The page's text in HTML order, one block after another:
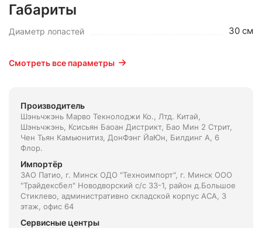
Габариты
Диаметр лопастей 30 см
Смотреть все параметры
Производитель
Шэньчжэнь Марво Текнолоджи Ко., Лтд. Китай,
Шэньчжэнь, Ксисьян Баоан Дистрикт, Бао Мин 2 Стрит,
Чен Тьян Камьюнитиз, ДонФэнг ЙаЮн, Билдинг А, 6
Флор.
Импортёр
ЗАО Патио, г. Минск ОДО "Техноимпорт", г. Минск ООО
"Трайдексбел" Новодворский с/с 33-1, район д.Большое
Стиклево, административно складской корпус АСА, 3
этаж, офис 64
Сервисные центры